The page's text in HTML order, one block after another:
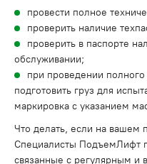
провести полное
проверить наличие
проверить в паспорте
обслуживании;
при проведении полного
подготовить груз для
маркировка с указанием
Что делать, если на вашем
Специалисты ПодъемЛифт
связанные с регулярным и